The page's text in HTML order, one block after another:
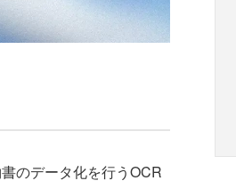
のデータ化を行うOCR